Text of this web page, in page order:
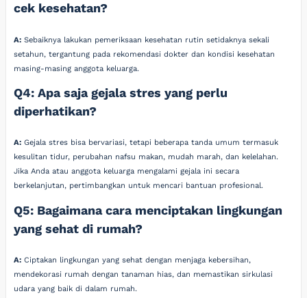
cek kesehatan?
A: Sebaiknya lakukan pemeriksaan kesehatan rutin setidaknya sekali
setahun, tergantung pada rekomendasi dokter dan kondisi kesehatan
masing-masing anggota keluarga.
Q4: Apa saja gejala stres yang perlu
diperhatikan?
A: Gejala stres bisa bervariasi, tetapi beberapa tanda umum termasuk
kesulitan tidur, perubahan nafsu makan, mudah marah, dan kelelahan.
Jika Anda atau anggota keluarga mengalami gejala ini secara
berkelanjutan, pertimbangkan untuk mencari bantuan profesional.
Q5: Bagaimana cara menciptakan lingkungan
yang sehat di rumah?
A: Ciptakan lingkungan yang sehat dengan menjaga kebersihan,
mendekorasi rumah dengan tanaman hias, dan memastikan sirkulasi
udara yang baik di dalam rumah.